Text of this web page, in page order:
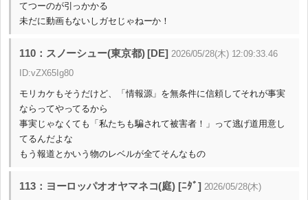
てつーのが引っかかる
未だに動画もないしガセじゃねーか！
110：スノーシュー(東京都) [DE] 2026/05/28(木) 12:09:33.46
ID:vZX65Ig80
モリカケもそうだけど、「情報源」を無条件に信頼してそれが事実
ならってやってるから
事実じゃなくても「私たちも騙されて被害者！」って逃げ道用意し
てるんだよな
もう報道とかいう物のレベルが全てそんなもの
113：ヨーロッパオオヤマネコ(庭) [ﾆﾀﾞ] 2026/05/28(木)